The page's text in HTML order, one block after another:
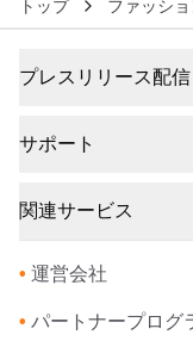
トップ ファッシ
プレスリリース配信
サポート
関連サービス
• 運営会社
• パートナープログ